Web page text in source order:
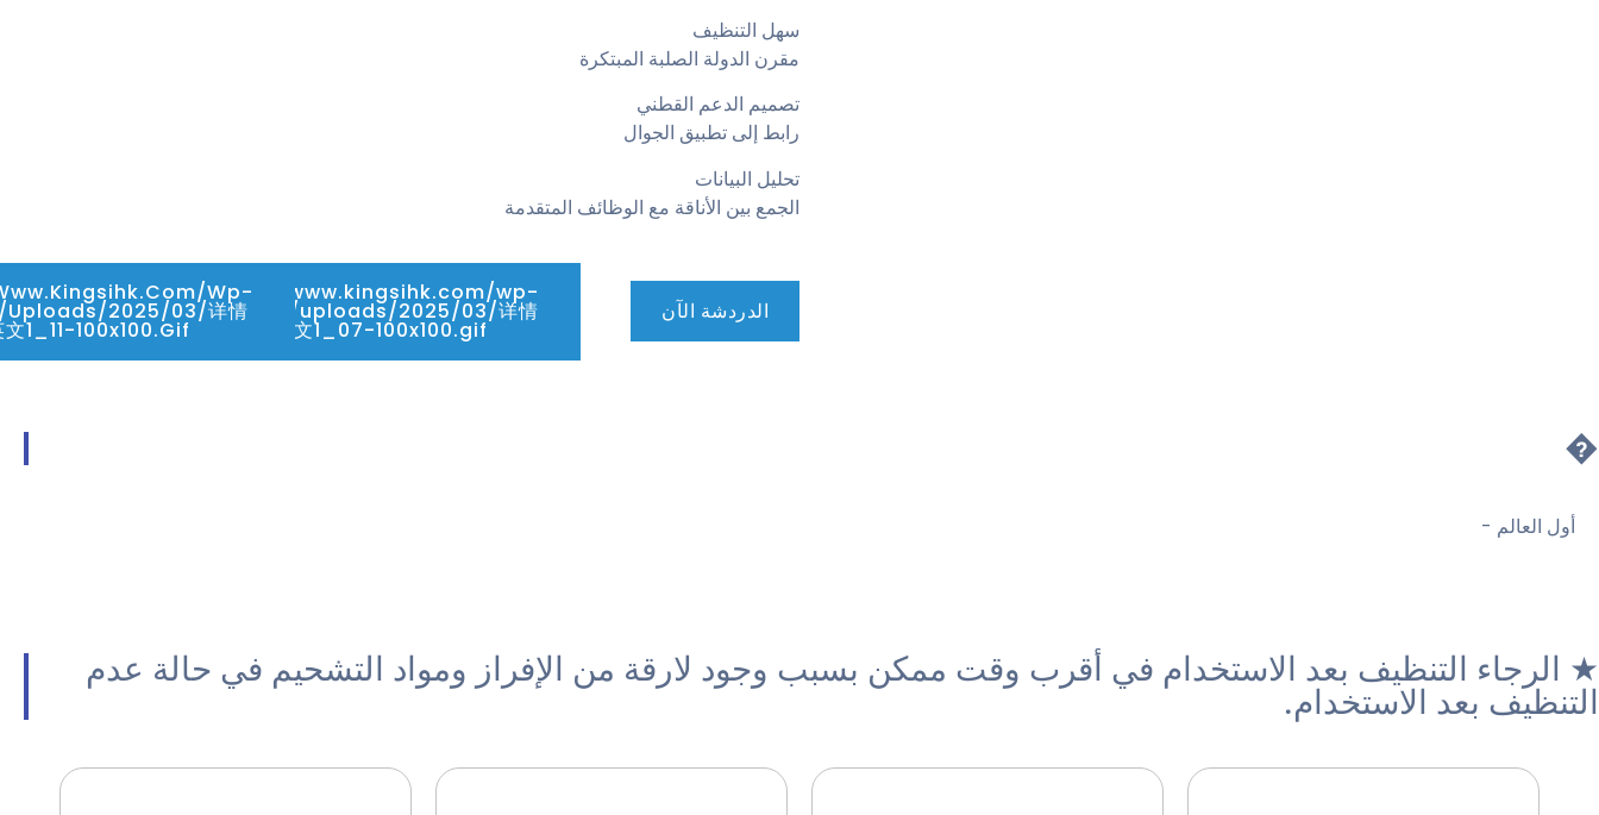
سهل التنظيف
مقرن الدولة الصلبة المبتكرة
تصميم الدعم القطني
رابط إلى تطبيق الجوال
تحليل البيانات
الجمع بين الأناقة مع الوظائف المتقدمة
الدردشة الآن
https://www.kingsihk.com/wp-
content/uploads/2025/03/详情
页英文1_07-100x100.gif
wp-
2025/03/详情
文1_11-100x100.gif
�
أول العالم -
★ الرجاء التنظيف بعد الاستخدام في أقرب وقت ممكن بسبب وجود لارقة من الإفراز ومواد التشحيم في حالة عدم
التنظيف بعد الاستخدام.